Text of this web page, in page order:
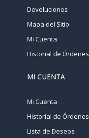
Devoluciones
Mapa del Sitio
Mi Cuenta
Historial de Órdenes
MI CUENTA
Mi Cuenta
Historial de Órdenes
Lista de Deseos